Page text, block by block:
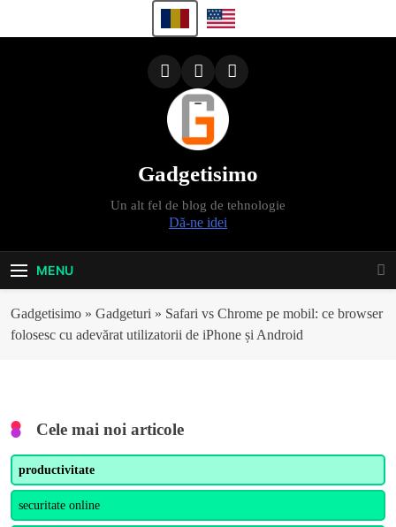
Gadgetisimo
Un alt fel de blog de tehnologie
Dă-ne idei
MENU
Gadgetisimo » Gadgeturi » Safari vs Chrome pe mobil: ce browser
folosesc cu adevărat utilizatorii de iPhone și Android
Cele mai noi articole
productivitate
securitate online